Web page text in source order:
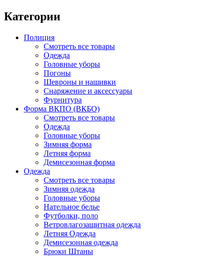
Категории
Полиция
Смотреть все товары
Одежда
Головные уборы
Погоны
Шевроны и нашивки
Снаряжение и аксессуары
Фурнитура
Форма ВКПО (ВКБО)
Смотреть все товары
Одежда
Головные уборы
Зимняя форма
Летняя форма
Демисезонная форма
Одежда
Смотреть все товары
Зимняя одежда
Головные уборы
Нательное белье
Футболки, поло
Ветровлагозащитная одежда
Летняя Одежда
Демисезонная одежда
Брюки Штаны